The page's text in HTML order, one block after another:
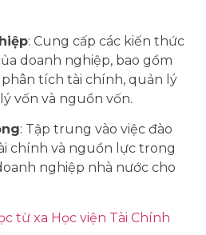
: Cung cấp các kiến thức
doanh nghiệp, bao gồm
phân tích tài chính, quản lý
vốn và nguồn vốn.
: Tập trung vào việc đào
chính và nguồn lực trong
nghiệp nhà nước cho
từ xa Học viện Tài Chính